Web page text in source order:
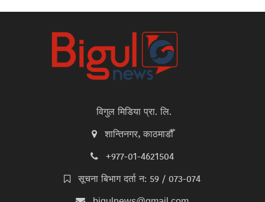
विगुल मिडिया प्रा. लि.
शान्तिनगर, काठमाडौँ
+977-01-4621504
सूचना बिभाग दर्ता न: 59 / 073-074